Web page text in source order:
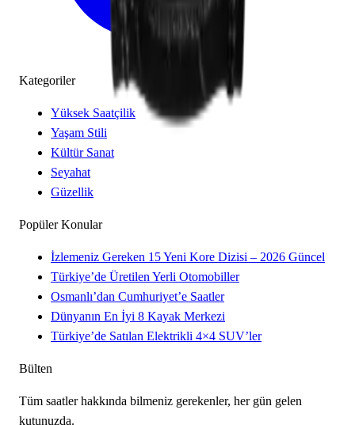
Kategoriler
Yüksek Saatçilik
Yaşam Stili
Kültür Sanat
Seyahat
Güzellik
Popüler Konular
İzlemeniz Gereken 15 Yeni Kore Dizisi – 2026 Güncel
Türkiye’de Üretilen Yerli Otomobiller
Osmanlı’dan Cumhuriyet’e Saatler
Dünyanın En İyi 8 Kayak Merkezi
Türkiye’de Satılan Elektrikli 4×4 SUV’ler
Bülten
Tüm saatler hakkında bilmeniz gerekenler, her gün gelen
kutunuzda.